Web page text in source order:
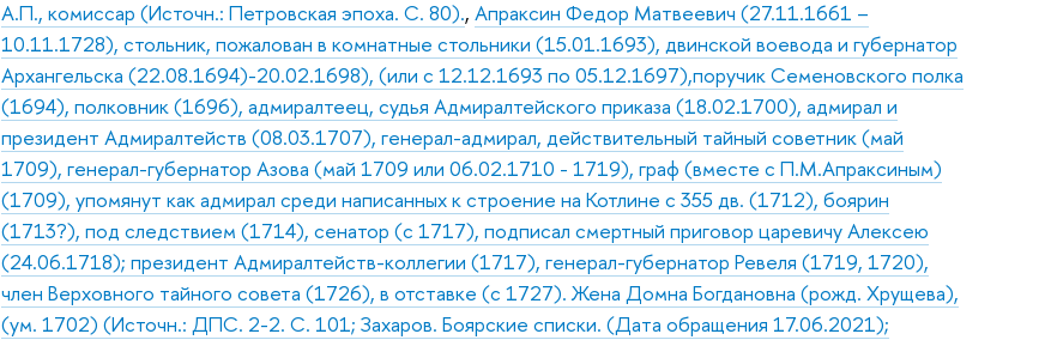
А.П., комиссар (Источн.: Петровская эпоха. С. 80).,Апраксин Федор Матвеевич (27.11.1661 –
10.11.1728), стольник, пожалован в комнатные стольники (15.01.1693), двинской воевода и губернатор
Архангельска (22.08.1694)-20.02.1698), (или с 12.12.1693 по 05.12.1697),поручик Семеновского полка
(1694), полковник (1696), адмиралтеец, судья Адмиралтейского приказа (18.02.1700), адмирал и
президент Адмиралтейств (08.03.1707), генерал-адмирал, действительный тайный советник (май
1709), генерал-губернатор Азова (май 1709 или 06.02.1710 - 1719), граф (вместе с П.М.Апраксиным)
(1709), упомянут как адмирал среди написанных к строение на Котлине с 355 дв. (1712), боярин
(1713?), под следствием (1714), сенатор (с 1717), подписал смертный приговор царевичу Алексею
(24.06.1718); президент Адмиралтейств-коллегии (1717), генерал-губернатор Ревеля (1719, 1720),
член Верховного тайного совета (1726), в отставке (с 1727). Жена Домна Богдановна (рожд. Хрущева),
(ум. 1702) (Источн.: ДПС. 2-2. С. 101; Захаров. Боярские списки. (Дата обращения 17.06.2021);